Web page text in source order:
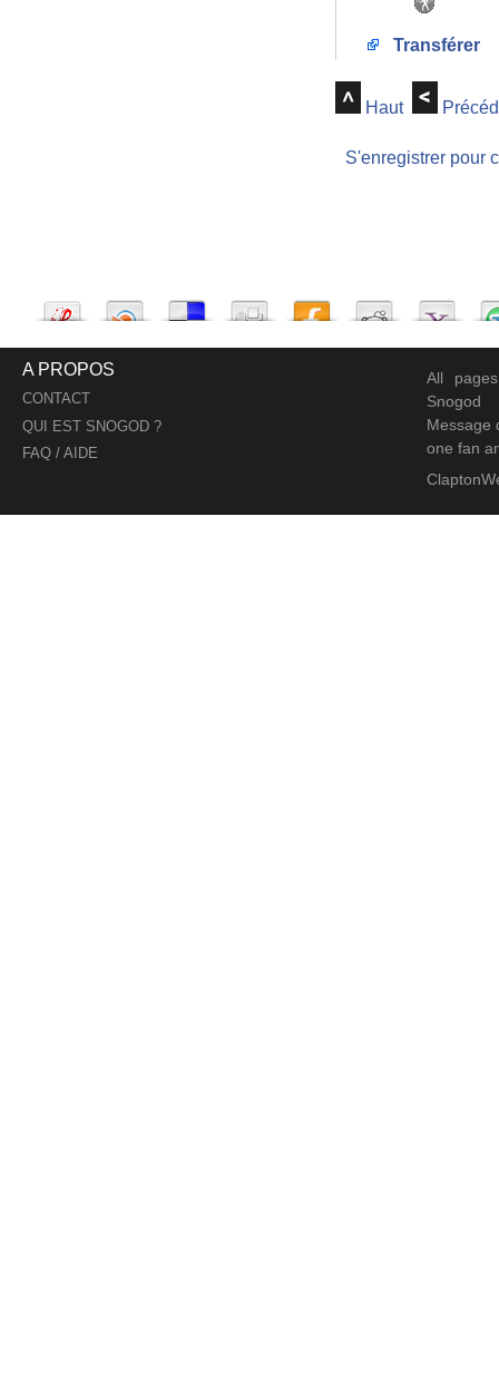
Transférer
Haut
S'enregistrer pour
A PROPOS
CONTACT
QUI EST SNOGOD ?
FAQ / AIDE
All
Snogod
Message
one fan